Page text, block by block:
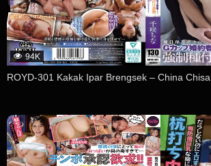
94K
ROYD-301 Kakak Ipar Brengsek – China